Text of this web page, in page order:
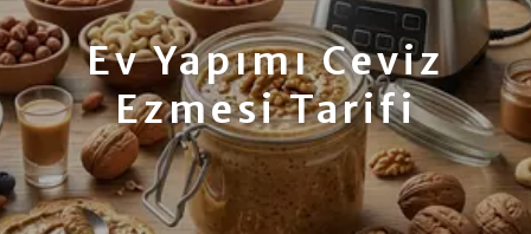
Ev Yapımı Ceviz
Ezmesi Tarifi